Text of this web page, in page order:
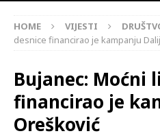
HOME VIJESTI
desnice financirao je kampanju
Bujanec: Moćni
financirao je
Orešković